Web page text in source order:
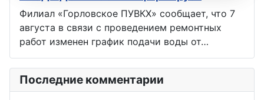
Филиал «Горловское ПУВКХ» сообщает, что 7
августа в связи с проведением ремонтных
работ изменен график подачи воды от…
Последние комментарии